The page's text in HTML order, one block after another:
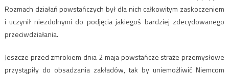
Rozmach działań powstańczych był dla nich całkowitym zaskoczeniem
i uczynił niezdolnymi do podjęcia jakiegoś bardziej zdecydowanego
przeciwdziałania.
Jeszcze przed zmrokiem dnia 2 maja powstańcze straże przemysłowe
przystąpiły do obsadzania zakładów, tak by uniemożliwić Niemcom